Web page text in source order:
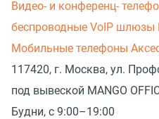
Видео- и конференц-
беспроводные VoIP шлюзы
Мобильные телефоны
117420, г. Москва, ул.
под вывеской MANGO
Будни, с 9:00–19:00